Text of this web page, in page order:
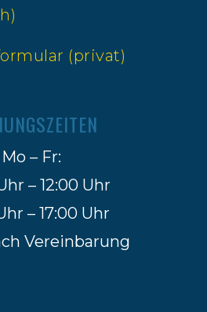
(privat)
Mo – Fr:
– 12:00 Uhr
– 17:00 Uhr
Vereinbarung